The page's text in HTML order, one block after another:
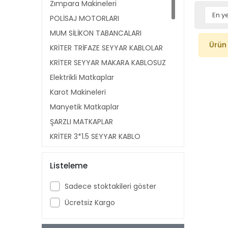
Zımpara Makineleri
POLİSAJ MOTORLARI
MUM SİLİKON TABANCALARI
KRİTER TRİFAZE SEYYAR KABLOLAR
KRİTER SEYYAR MAKARA KABLOSUZ
Elektrikli Matkaplar
Karot Makineleri
Manyetik Matkaplar
ŞARZLI MATKAPLAR
KRİTER 3*1,5 SEYYAR KABLO
PPRC KAYNAK MAKİNA AKSAM
Boru Bükme Makineleri
Tezgah Tipi Pafta Makineleri
Listeleme
Sadece stoktakileri göster
Ücretsiz Kargo